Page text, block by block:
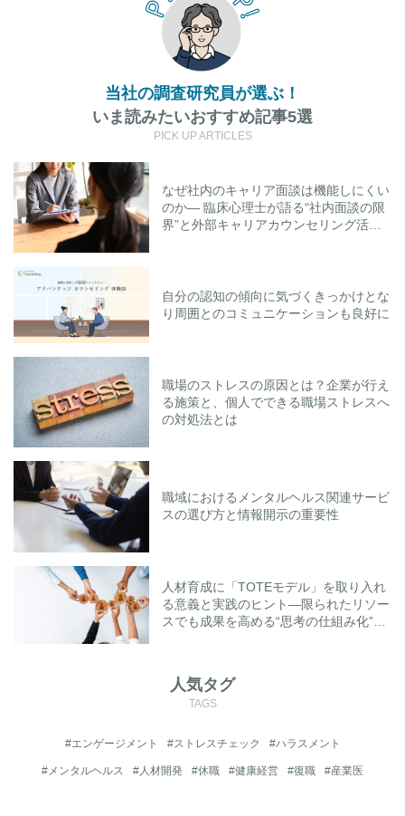
当社の調査研究員が選ぶ！
いま読みたいおすすめ記事5選
PICK UP ARTICLES
なぜ社内のキャリア面談は機能しにくい
のか― 臨床心理士が語る“社内面談の限
界”と外部キャリアカウンセリング活用
自分の認知の傾向に気づくきっかけとな
り周囲とのコミュニケーションも良好に
職場のストレスの原因とは？企業が行え
る施策と、個人でできる職場ストレスへ
の対処法とは
職域におけるメンタルヘルス関連サービ
スの選び方と情報開示の重要性
人材育成に「TOTEモデル」を取り入れ
る意義と実践のヒント―限られたリソー
スでも成果を高める“思考の仕組み化”と
人気タグ
TAGS
#エンゲージメント #ストレスチェック #ハラスメント
#メンタルヘルス #人材開発 #休職 #健康経営 #復職 #産業医